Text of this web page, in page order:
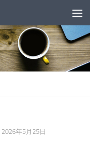
2026年5月25日